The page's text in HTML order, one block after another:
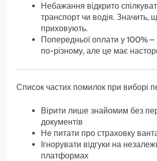
Небажання відкрито
транспорт чи водія. Значить,
приховують.
Попередньої оплати у 100% –
по-різному, але це має
Список частих помилок при виборі
Вірити лише знайомим без
документів
Не питати про страховку
Ігнорувати відгуки на
платформах